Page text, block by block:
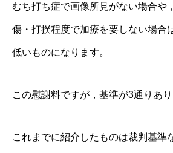
むち打ち症で画像所見がない場合や
傷・打撲程度で加療を要しない場合
低いものになります。
この慰謝料ですが，基準が3通りあり
これまでに紹介したものは裁判基準